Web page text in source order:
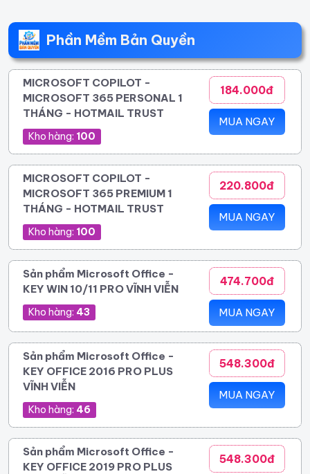
Phần Mềm Bản Quyền
MICROSOFT COPILOT -
MICROSOFT 365 PERSONAL 1
THÁNG - HOTMAIL TRUST
Kho hàng: 100
184.000đ
MUA NGAY
MICROSOFT COPILOT -
MICROSOFT 365 PREMIUM 1
THÁNG - HOTMAIL TRUST
Kho hàng: 100
220.800đ
MUA NGAY
Sản phẩm Microsoft Office -
KEY WIN 10/11 PRO VĨNH VIỄN
Kho hàng: 43
474.700đ
MUA NGAY
Sản phẩm Microsoft Office -
KEY OFFICE 2016 PRO PLUS
VĨNH VIỄN
Kho hàng: 46
548.300đ
MUA NGAY
Sản phẩm Microsoft Office -
KEY OFFICE 2019 PRO PLUS
548.300đ